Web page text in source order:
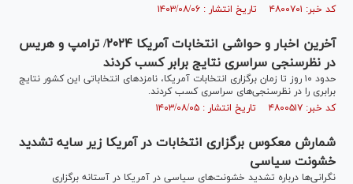
کد خبر: ۴۸۰۰۷۰۱ تاریخ انتشار : ۱۴۰۳/۰۸/۰۶
آخرین اخبار و حواشی انتخابات آمریکا ۲۰۲۴/ ترامپ و هریس
در نظرسنجی سراسری نتایج برابر کسب کردند
حدود ۱۰ روز تا زمان برگزاری انتخابات آمریکا، نامزد‌های انتخاباتی این کشور نتایج
برابری را در نظرسنجی‌های سراسری کسب کردند.
کد خبر: ۴۸۰۰۵۱۷ تاریخ انتشار : ۱۴۰۳/۰۸/۰۵
شمارش معکوس برگزاری انتخابات در آمریکا زیر سایه تشدید
خشونت سیاسی
نگرانی‌ها درباره تشدید خشونت‌های سیاسی در آمریکا در آستانه برگزاری